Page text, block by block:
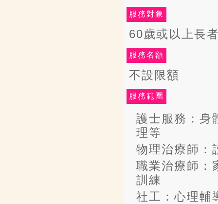
服務對象
60歲或以上長
服務名額
不設限額
服務範圍
護士服務：身
理等
物理治療師：
職業治療師：
訓練
社工：心理輔